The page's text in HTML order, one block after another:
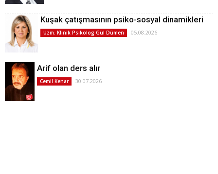
Kuşak çatışmasının psiko-sosyal dinamikleri
Uzm. Klinik Psikolog Gül Dümen 05.08.2026
Arif olan ders alır
Cemil Kenar 30.07.2026